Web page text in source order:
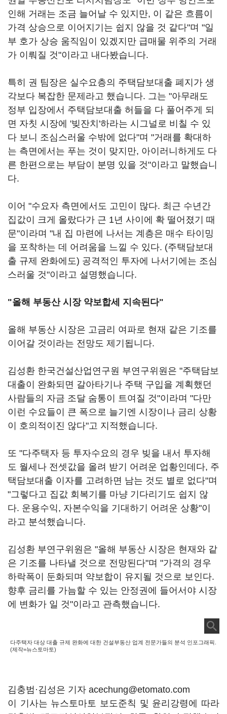
인해 거래는 조금 늘어날 수 있지만, 이 같은 흐름이
가격 상승으로 이어지기는 쉽지 않을 것 같다"며 "일
부 호가 상승 움직임이 있겠지만 급매물 위주의 거래
가 이뤄질 것"이라고 내다봤습니다.
특히 권 팀장은 실수요층의 주택담보대출 폐지가 생
각보다 복잡한 문제라고 했습니다. 그는 "아무래도
정부 입장에서 주택담보대출 허들을 다 풀어주게 되
면 자칫 시장에 '빚잔치'하라는 시그널로 비칠 수 있
다 보니 조심스러울 수밖에 없다"며 "거래를 확대하
는 측면에서는 푸는 것이 맞지만, 아이러니하게도 다
른 한편으로는 부담이 분명 있을 것"이라고 말했습니
다.
이어 "수요자 측면에서도 고민이 많다. 최근 수년간
집값이 크게 올랐다가 근 1년 사이에 확 떨어졌기 때
문"이라며 "내 집 마련에 나서는 계층은 매수 타이밍
을 포착하는 데 어려움을 느낄 수 있다. (주택담보대
출 규제 완화에도) 공격적인 투자에 나서기에는 조심
스러울 것"이라고 설명했습니다.
"올해 부동산 시장 약보합세 지속된다"
올해 부동산 시장은 고금리 여파로 현재 같은 기조를
이어갈 것이라는 전망도 제기됩니다.
김성환 한국건설산업연구원 부연구위원은 "주택담보
대출이 완화되면 갈아타기나 주택 구입을 계획했던
사람들의 자금 조달 숨통이 트여질 것"이라며 "다만
이런 수요들이 큰 폭으로 늘기엔 시장이나 금리 상황
이 호의적이진 않다"고 지적했습니다.
또 "다주택자 등 투자수요의 경우 빚을 내서 투자해
도 월세나 전셋값을 올려 받기 어려운 업황인데다, 주
택담보대출 이자를 고려하면 남는 것도 별로 없다"며
"그렇다고 집값 회복기를 마냥 기다리기도 쉽지 않
다. 운용수익, 자본수익을 기대하기 어려운 상황"이
라고 분석했습니다.
김성환 부연구위원은 "올해 부동산 시장은 현재와 같
은 기조를 나타낼 것으로 전망된다"며 "가격의 경우
하락폭이 둔화되며 약보합이 유지될 것으로 보인다.
향후 금리를 가늠할 수 있는 안정권에 들어서야 시장
에 변화가 일 것"이라고 관측했습니다.
다주택자 대상 대출 규제 완화에 대한 건설부동산 업계 전문가들의 분석 인포그래픽.
(제작=뉴스토마토)
김충범·김성은 기자 acechung@etomato.com
이 기사는 뉴스토마토 보도준칙 및 윤리강령에 따라